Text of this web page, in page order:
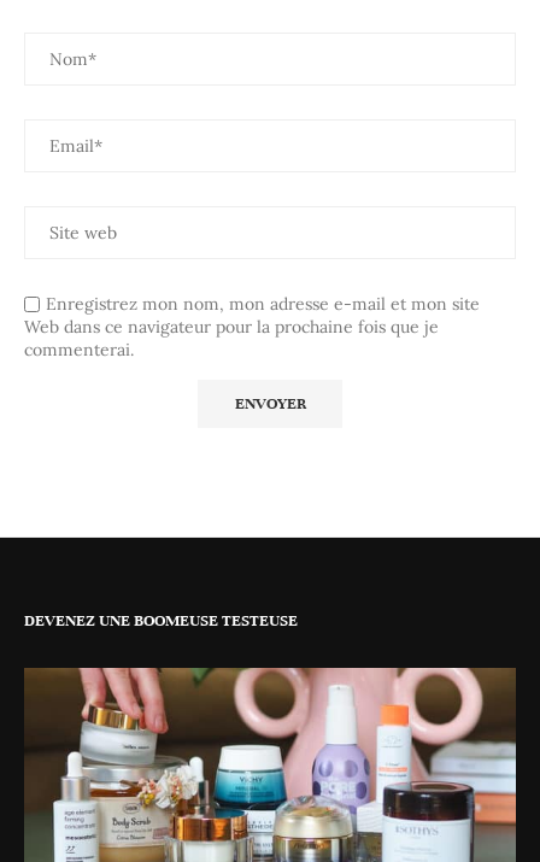
Enregistrez mon nom, mon adresse e-mail et mon site
Web dans ce navigateur pour la prochaine fois que je
commenterai.
DEVENEZ UNE BOOMEUSE TESTEUSE